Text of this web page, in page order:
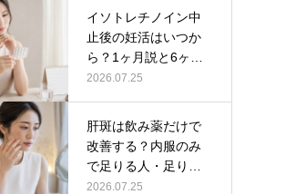
イソトレチノイン中
止後の妊活はいつか
ら？1ヶ月説と6ヶ月
説の根拠の…
2026.07.25
肝斑は飲み薬だけで
改善する？内服のみ
で足りる人・足りな
い人の判断軸…
2026.07.25